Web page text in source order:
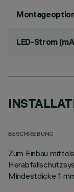
LED-Strom
BESCHREIBUNG
Zum Einbau
Mindestdicke 1